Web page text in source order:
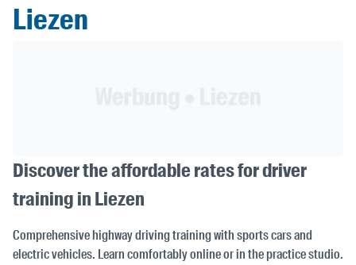
Liezen
Discover the affordable rates for driver
training in Liezen
Comprehensive highway driving training with sports cars and
electric vehicles. Learn comfortably online or in the practice studio.